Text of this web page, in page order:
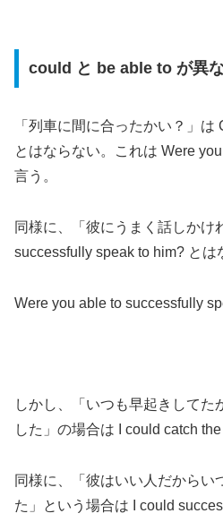
could と be able to が異
「列車に間に合ったかい？」
とはならない。これは Were
言う。
同様に、「彼にうまく話しかけ
successfully speak to him? とは
Were you able to successfully
しかし、「いつも早起きしてた
した」の場合は I could catch the
同様に、「彼はいい人だからい
た」という場合は I could